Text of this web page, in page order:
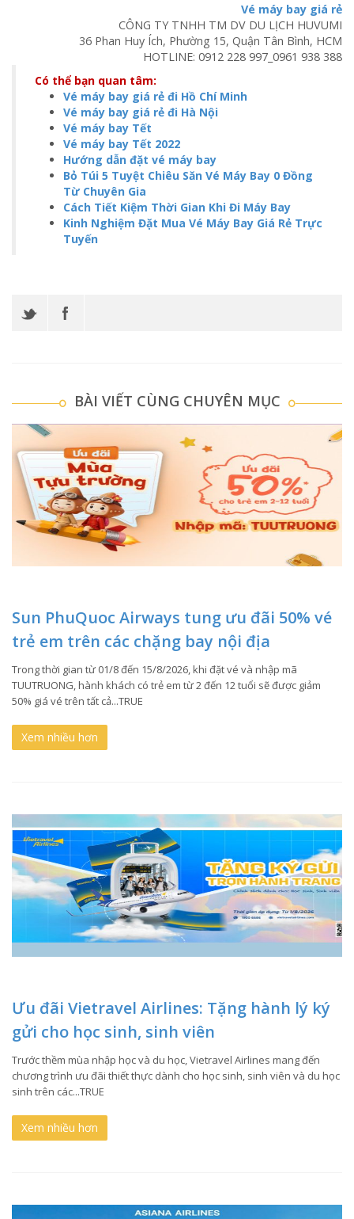
Vé máy bay giá rẻ
CÔNG TY TNHH TM DV DU LỊCH HUVUMI
36 Phan Huy Ích, Phường 15, Quận Tân Bình, HCM
HOTLINE: 0912 228 997 0961 938 388
Có thể bạn quan tâm:
Vé máy bay giá rẻ đi Hồ Chí Minh
Vé máy bay giá rẻ đi Hà Nội
Vé máy bay Tết
Vé máy bay Tết 2022
Hướng dẫn đặt vé máy bay
Bỏ Túi 5 Tuyệt Chiêu Săn Vé Máy Bay 0 Đồng
Từ Chuyên Gia
Cách Tiết Kiệm Thời Gian Khi Đi Máy Bay
Kinh Nghiệm Đặt Mua Vé Máy Bay Giá Rẻ Trực
Tuyến
BÀI VIẾT CÙNG CHUYÊN MỤC
Sun PhuQuoc Airways tung ưu đãi 50% vé
trẻ em trên các chặng bay nội địa
Trong thời gian từ 01/8 đến 15/8/2026, khi đặt vé và nhập mã
TUUTRUONG, hành khách có trẻ em từ 2 đến 12 tuổi sẽ được giảm
50% giá vé trên tất cả...TRUE
Xem nhiều hơn
Ưu đãi Vietravel Airlines: Tặng hành lý ký
gửi cho học sinh, sinh viên
Trước thềm mùa nhập học và du học, Vietravel Airlines mang đến
chương trình ưu đãi thiết thực dành cho học sinh, sinh viên và du học
sinh trên các...TRUE
Xem nhiều hơn